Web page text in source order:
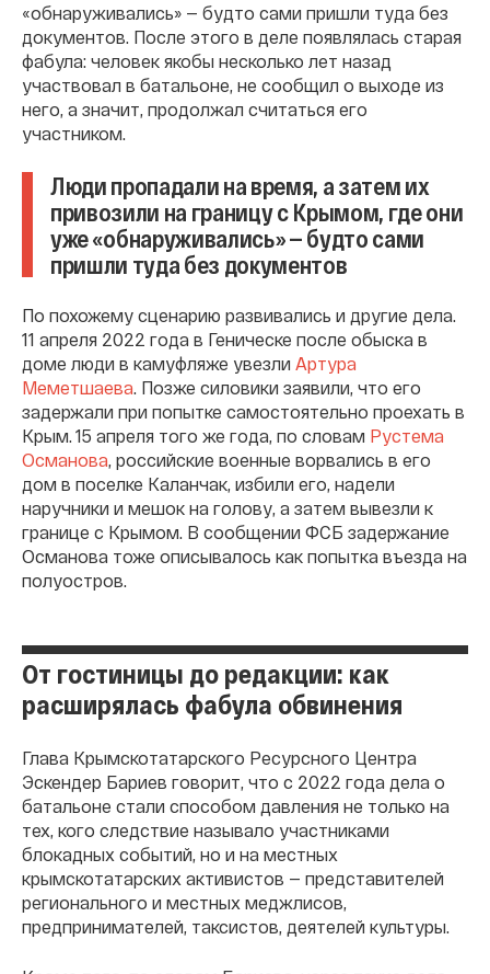
«обнаруживались» — будто сами пришли туда без
документов. После этого в деле появлялась старая
фабула: человек якобы несколько лет назад
участвовал в батальоне, не сообщил о выходе из
него, а значит, продолжал считаться его
участником.
Люди пропадали на время, а затем их
привозили на границу с Крымом, где они
уже «обнаруживались» — будто сами
пришли туда без документов
По похожему сценарию развивались и другие дела.
11 апреля 2022 года в Геническе после обыска в
доме люди в камуфляже увезли Артура
Меметшаева . Позже силовики заявили, что его
задержали при попытке самостоятельно проехать в
Крым. 15 апреля того же года, по словам Рустема
Османова , российские военные ворвались в его
дом в поселке Каланчак, избили его, надели
наручники и мешок на голову, а затем вывезли к
границе с Крымом. В сообщении ФСБ задержание
Османова тоже описывалось как попытка въезда на
полуостров.
От гостиницы до редакции: как
расширялась фабула обвинения
Глава Крымскотатарского Ресурсного Центра
Эскендер Бариев говорит, что с 2022 года дела о
батальоне стали способом давления не только на
тех, кого следствие называло участниками
блокадных событий, но и на местных
крымскотатарских активистов — представителей
регионального и местных меджлисов,
предпринимателей, таксистов, деятелей культуры.